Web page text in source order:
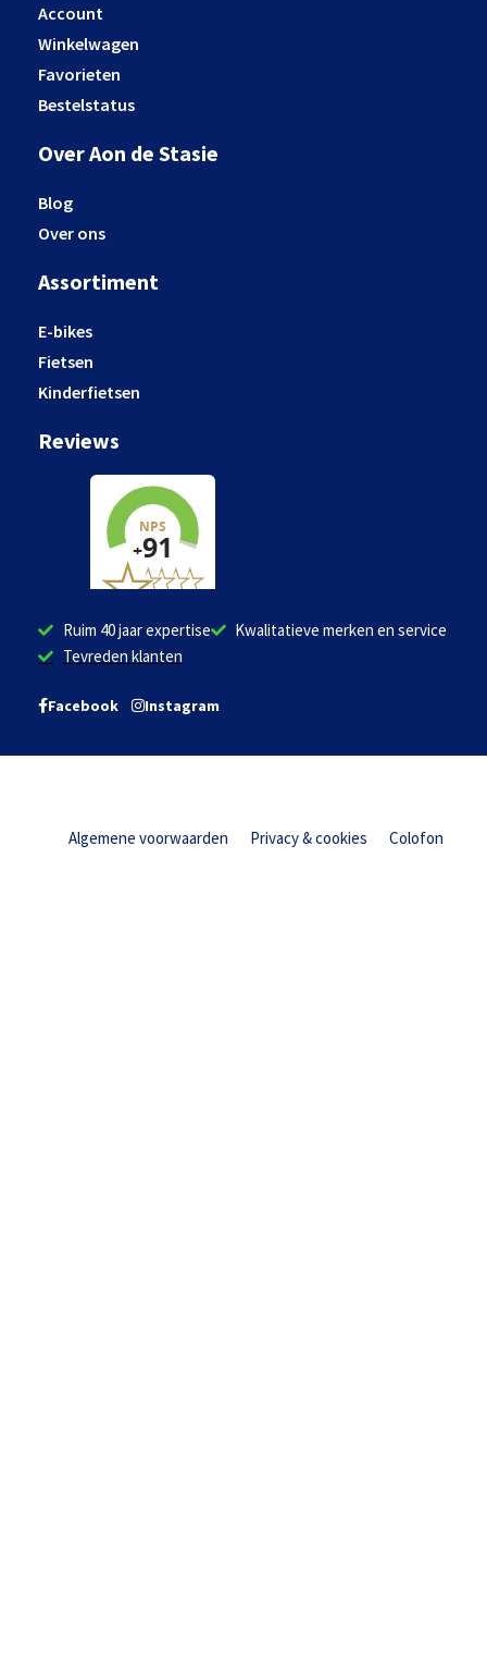
Account
Winkelwagen
Favorieten
Bestelstatus
Over Aon de Stasie
Blog
Over ons
Assortiment
E-bikes
Fietsen
Kinderfietsen
Reviews
Ruim 40 jaar expertise
Kwalitatieve merken en service
Tevreden klanten
Facebook Instagram
Algemene voorwaarden Privacy & cookies Colofon